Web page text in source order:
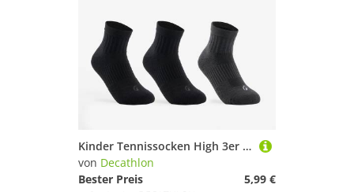
Kinder Tennissocken High 3er Pack - RS500 schwarz/grau
von Decathlon
Bester Preis
5,99 €